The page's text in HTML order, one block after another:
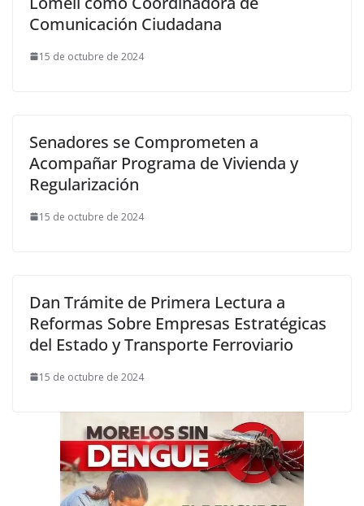
Comunicación Ciudadana
15 de octubre de 2024
Senadores se Comprometen a
Acompañar Programa de Vivienda y
Regularización
15 de octubre de 2024
Dan Trámite de Primera Lectura a
Reformas Sobre Empresas Estratégicas
del Estado y Transporte Ferroviario
15 de octubre de 2024